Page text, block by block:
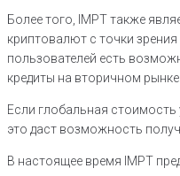
Более того, IMPT также
криптовалют с точки
пользователей есть
кредиты на вторичном рынке.
Если глобальная стоимость
это даст возможность
В настоящее время IMPT